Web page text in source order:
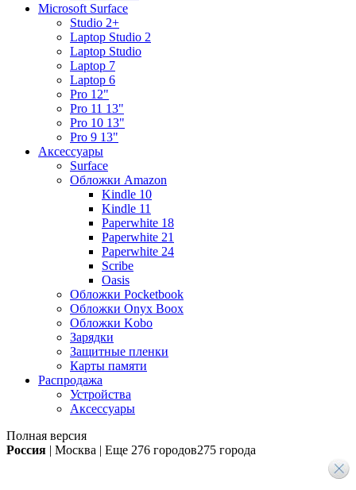
Microsoft Surface
Studio 2+
Laptop Studio 2
Laptop Studio
Laptop 7
Laptop 6
Pro 12"
Pro 11 13"
Pro 10 13"
Pro 9 13"
Аксессуары
Surface
Обложки Amazon
Kindle 10
Kindle 11
Paperwhite 18
Paperwhite 21
Paperwhite 24
Scribe
Oasis
Обложки Pocketbook
Обложки Onyx Boox
Обложки Kobo
Зарядки
Защитные пленки
Карты памяти
Распродажа
Устройства
Аксессуары
Полная версия
Россия | Москва | Еще 276 городов275 города